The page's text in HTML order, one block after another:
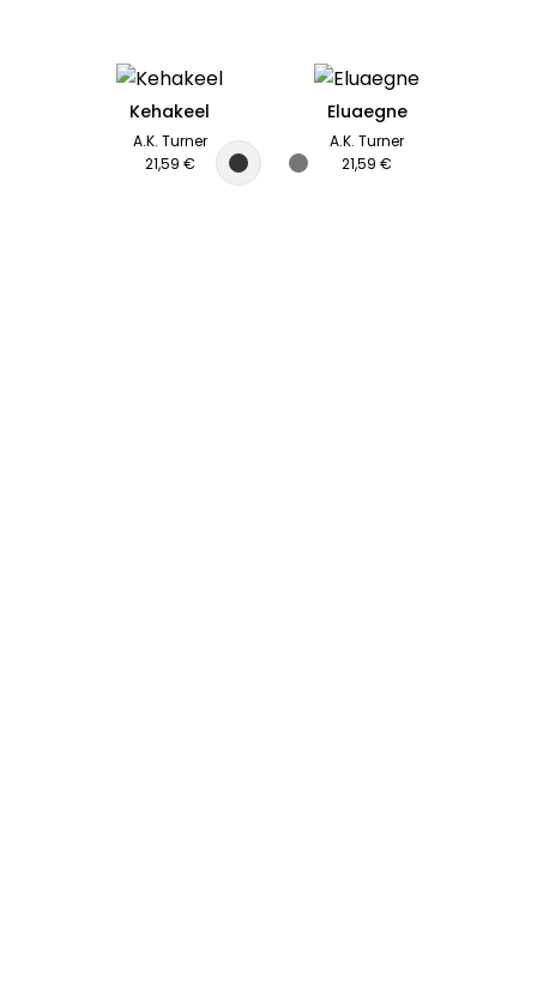
Kehakeel
A.K. Turner
21,59 €
Eluaegne
A.K. Turner
21,59 €